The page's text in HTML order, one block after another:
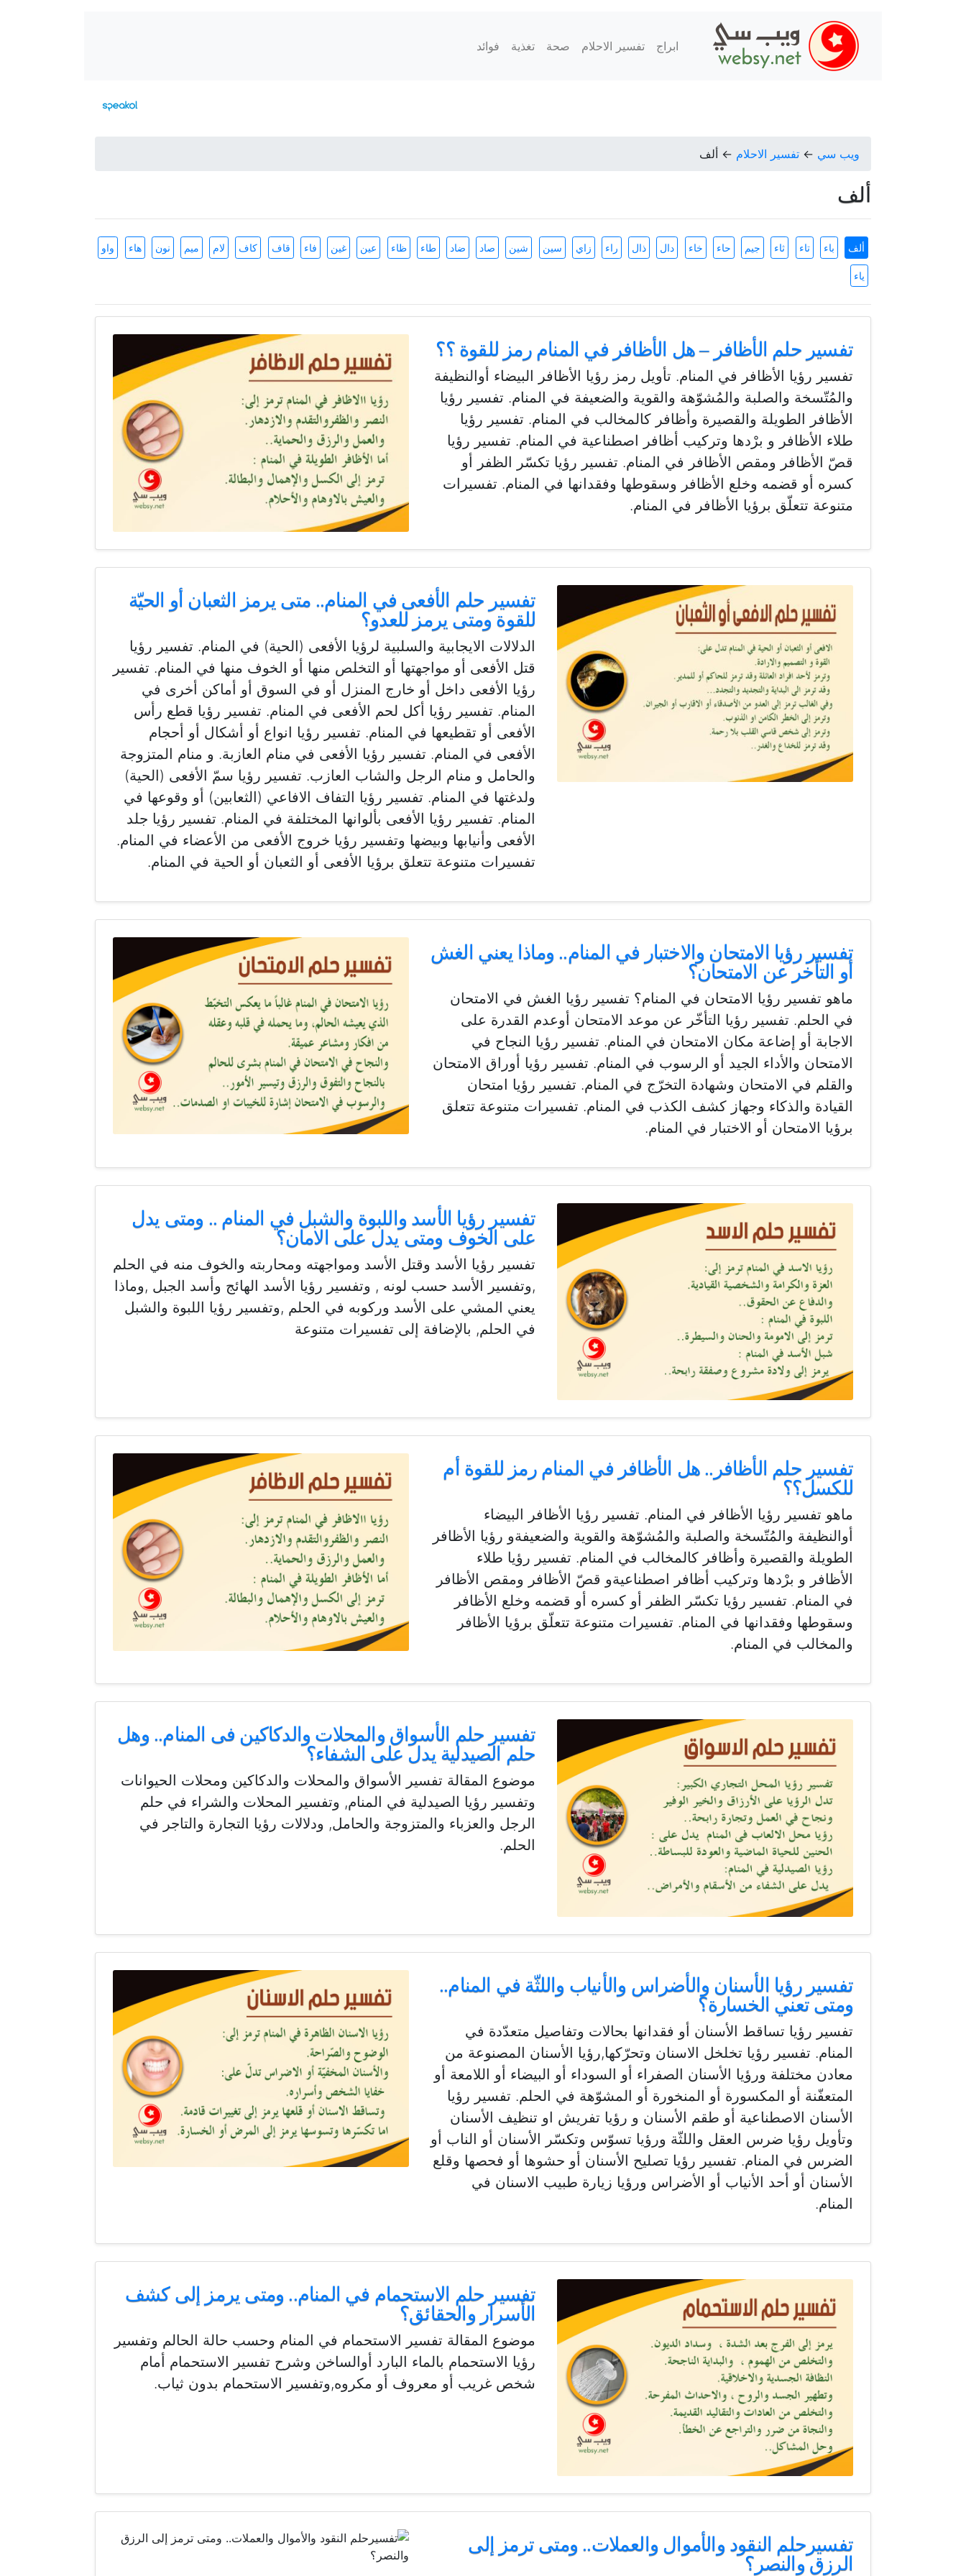
ابراج تفسير الاحلام صحة تغذية فوائد
ويب سي ← تفسير الاحلام ← ألف
ألف
ألف باء تاء ثاء جيم حاء خاء دال ذال راء زاي سين شين صاد ضاد طاء ظاء عين غين فاء قاف كاف لام ميم نون هاء واو
ياء
تفسير حلم الأظافر – هل الأظافر في المنام رمز للقوة ؟؟
تفسير رؤيا الأظافر في المنام. تأويل رمز رؤيا الأظافر البيضاء أوالنظيفة
والمُتّسخة والصلبة والمُشوّهة والقوية والضعيفة في المنام. تفسير رؤيا
الأظافر الطويلة والقصيرة وأظافر كالمخالب في المنام. تفسير رؤيا
طلاء الأظافر و برْدها وتركيب أظافر اصطناعية في المنام. تفسير رؤيا
قصّ الأظافر ومقص الأظافر في المنام. تفسير رؤيا تكسّر الظفر أو
كسره أو قضمه وخلع الأظافر وسقوطها وفقدانها في المنام. تفسيرات
متنوعة تتعلّق برؤيا الأظافر في المنام.
تفسير حلم الأفعى في المنام.. متى يرمز الثعبان أو الحيّة
للقوة ومتى يرمز للعدو؟
الدلالات الايجابية والسلبية لرؤيا الأفعى (الحية) في المنام. تفسير رؤيا
قتل الأفعى أو مواجهتها أو التخلص منها أو الخوف منها في المنام. تفسير
رؤيا الأفعى داخل أو خارج المنزل أو في السوق أو أماكن أخرى في
المنام. تفسير رؤيا أكل لحم الأفعى في المنام. تفسير رؤيا قطع رأس
الأفعى أو تقطيعها في المنام. تفسير رؤيا انواع أو أشكال أو أحجام
الأفعى في المنام. تفسير رؤيا الأفعى في منام العازبة. و منام المتزوجة
والحامل و منام الرجل والشاب العازب. تفسير رؤيا سمّ الأفعى (الحية)
ولدغتها في المنام. تفسير رؤيا التفاف الافاعي (الثعابين) أو وقوعها في
المنام. تفسير رؤيا الأفعى بألوانها المختلفة في المنام. تفسير رؤيا جلد
الأفعى وأنيابها وبيضها وتفسير رؤيا خروج الأفعى من الأعضاء في المنام.
تفسيرات متنوعة تتعلق برؤيا الأفعى أو الثعبان أو الحية في المنام.
تفسير رؤيا الامتحان والاختبار في المنام.. وماذا يعني الغش
أو التأخر عن الامتحان؟
ماهو تفسير رؤيا الامتحان في المنام؟ تفسير رؤيا الغش في الامتحان
في الحلم. تفسير رؤيا التأخّر عن موعد الامتحان أوعدم القدرة على
الاجابة أو إضاعة مكان الامتحان في المنام. تفسير رؤيا النجاح في
الامتحان والأداء الجيد أو الرسوب في المنام. تفسير رؤيا أوراق الامتحان
والقلم في الامتحان وشهادة التخرّج في المنام. تفسير رؤيا امتحان
القيادة والذكاء وجهاز كشف الكذب في المنام. تفسيرات متنوعة تتعلق
برؤيا الامتحان أو الاختبار في المنام.
تفسير رؤيا الأسد واللبوة والشبل في المنام .. ومتى يدل
على الخوف ومتى يدل على الامان؟
تفسير رؤيا الأسد وقتل الأسد ومواجهته ومحاربته والخوف منه في الحلم
,وتفسير الأسد حسب لونه , وتفسير رؤيا الأسد الهائج وأسد الجبل ,وماذا
يعني المشي على الأسد وركوبه في الحلم ,وتفسير رؤيا اللبوة والشبل
في الحلم, بالإضافة إلى تفسيرات متنوعة
تفسير حلم الأظافر.. هل الأظافر في المنام رمز للقوة أم
للكسل؟؟
ماهو تفسير رؤيا الأظافر في المنام. تفسير رؤيا الأظافر البيضاء
أوالنظيفة والمُتّسخة والصلبة والمُشوّهة والقوية والضعيفةو رؤيا الأظافر
الطويلة والقصيرة وأظافر كالمخالب في المنام. تفسير رؤيا طلاء
الأظافر و برْدها وتركيب أظافر اصطناعيةو قصّ الأظافر ومقص الأظافر
في المنام. تفسير رؤيا تكسّر الظفر أو كسره أو قضمه وخلع الأظافر
وسقوطها وفقدانها في المنام. تفسيرات متنوعة تتعلّق برؤيا الأظافر
والمخالب في المنام.
تفسير حلم الأسواق والمحلات والدكاكين فى المنام.. وهل
حلم الصيدلية يدل على الشفاء؟
موضوع المقالة تفسير الأسواق والمحلات والدكاكين ومحلات الحيوانات
وتفسير رؤيا الصيدلية في المنام, وتفسير المحلات والشراء في حلم
الرجل والعزباء والمتزوجة والحامل, ودلالات رؤيا التجارة والتاجر في
الحلم.
تفسير رؤيا الأسنان والأضراس والأنياب واللثّة في المنام..
ومتى تعني الخسارة؟
تفسير رؤيا تساقط الأسنان أو فقدانها بحالات وتفاصيل متعدّدة في
المنام. تفسير رؤيا تخلخل الاسنان وتحرّكها,رؤيا الأسنان المصنوعة من
معادن مختلفة ورؤيا الأسنان الصفراء أو السوداء أو البيضاء أو اللامعة أو
المتعفّنة أو المكسورة أو المنخورة أو المشوّهة في الحلم. تفسير رؤيا
الأسنان الاصطناعية أو طقم الأسنان و رؤيا تفريش او تنظيف الأسنان
وتأويل رؤيا ضرس العقل واللثّة ورؤيا تسوّس وتكسّر الأسنان أو الناب أو
الضرس في المنام. تفسير رؤيا تصليح الأسنان أو حشوها أو فحصها وقلع
الأسنان أو أحد الأنياب أو الأضراس ورؤيا زيارة طبيب الاسنان في
المنام.
تفسير حلم الاستحمام في المنام.. ومتى يرمز إلى كشف
الأسرار والحقائق؟
موضوع المقالة تفسير الاستحمام في المنام وحسب حالة الحالم وتفسير
رؤيا الاستحمام بالماء البارد أوالساخن وشرح تفسير الاستحمام أمام
شخص غريب أو معروف أو مكروه,وتفسير الاستحمام بدون ثياب.
تفسيرحلم النقود والأموال والعملات.. ومتى ترمز إلى
الرزق والنصر؟